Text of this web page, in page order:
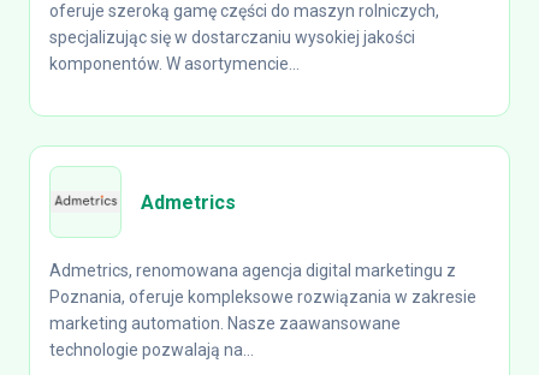
oferuje szeroką gamę części do maszyn rolniczych,
specjalizując się w dostarczaniu wysokiej jakości
komponentów. W asortymencie...
Admetrics
Admetrics, renomowana agencja digital marketingu z
Poznania, oferuje kompleksowe rozwiązania w zakresie
marketing automation. Nasze zaawansowane
technologie pozwalają na...